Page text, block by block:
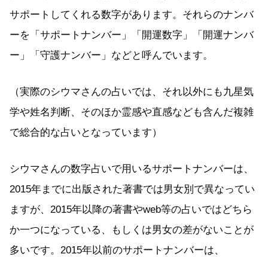
サポートしてくれる数字があります。それらのナンバ
ーを「サポートナンバー」「開運数字」「開運ナンバ
ー」「守護ナンバー」などと呼んでいます。
（実際のシウマさんの占いでは、それ以外にも九星気
学や姓名判断、そのほか霊感や直感なども含んだ複雑
で総合的な占いとなっています）
シウマさんの数字占いで用いるサポートナンバーは、
2015年までに出版された著書では男女別で異なってい
ますが、2015年以降の著書やweb等の占いではどちら
か一つになっている、もしくは男女の差がないことが
多いです。2015年以前のサポートナンバーは、